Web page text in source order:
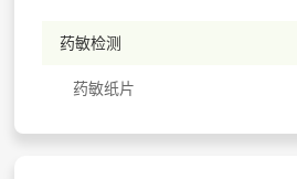
药敏检测
药敏纸片